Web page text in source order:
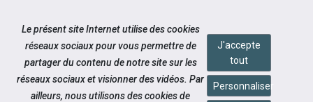
Aller au contenu
Le présent site Internet utilise des cookies
réseaux sociaux pour vous permettre de
partager du contenu de notre site sur les
réseaux sociaux et visionner des vidéos. Par
ailleurs, nous utilisons des cookies de
J'accepte
tout
Personnaliser